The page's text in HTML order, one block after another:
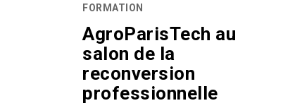
FORMATION
AgroParisTech au
salon de la
reconversion
professionnelle